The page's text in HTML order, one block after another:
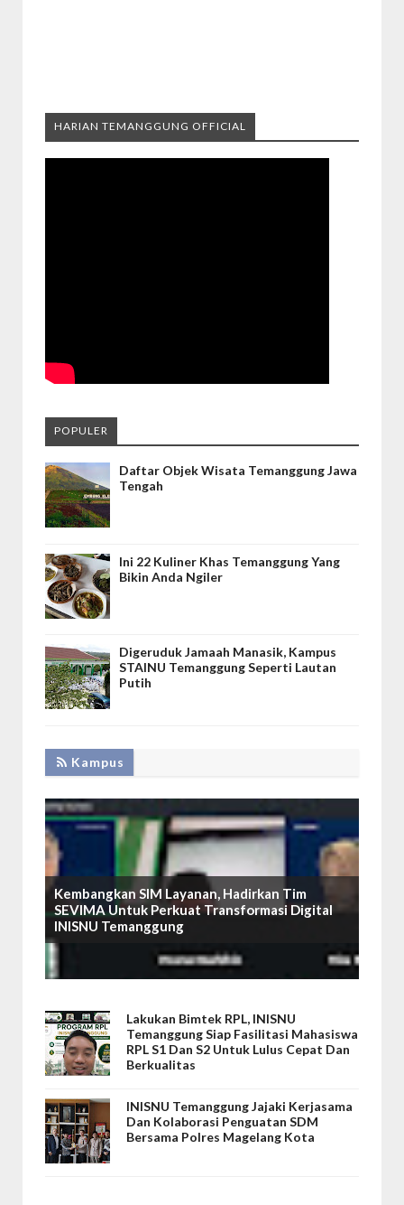
HARIAN TEMANGGUNG OFFICIAL
POPULER
Daftar Objek Wisata Temanggung Jawa
Tengah
Ini 22 Kuliner Khas Temanggung Yang
Bikin Anda Ngiler
Digeruduk Jamaah Manasik, Kampus
STAINU Temanggung Seperti Lautan
Putih
Kampus
Kembangkan SIM Layanan, Hadirkan Tim
SEVIMA Untuk Perkuat Transformasi Digital
INISNU Temanggung
Lakukan Bimtek RPL, INISNU
Temanggung Siap Fasilitasi Mahasiswa
RPL S1 Dan S2 Untuk Lulus Cepat Dan
Berkualitas
INISNU Temanggung Jajaki Kerjasama
Dan Kolaborasi Penguatan SDM
Bersama Polres Magelang Kota